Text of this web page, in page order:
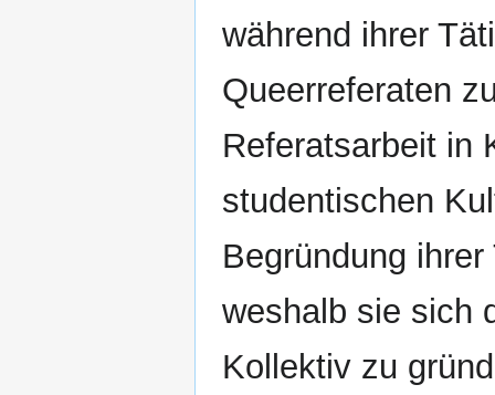
während ihrer
Queerreferaten
Referatsarbeit in
studentischen
Begründung
weshalb sie sich
Kollektiv zu